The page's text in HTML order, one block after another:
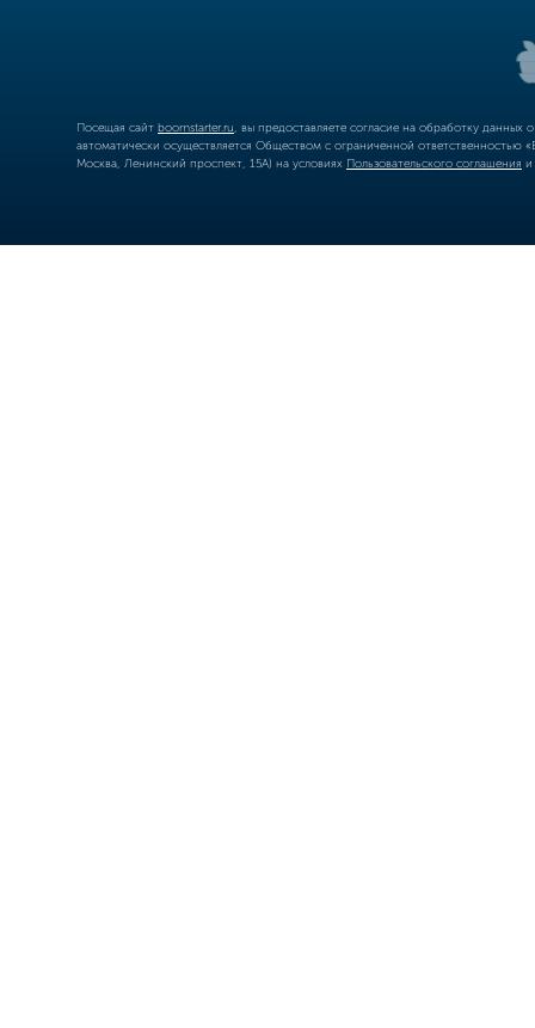
Посещая сайт boomstarter.ru , вы предоставляете согласие на обработку
автоматически осуществляется Обществом с ограниченной
Москва, Ленинский проспект, 15А) на условиях Пользовательского соглашения и